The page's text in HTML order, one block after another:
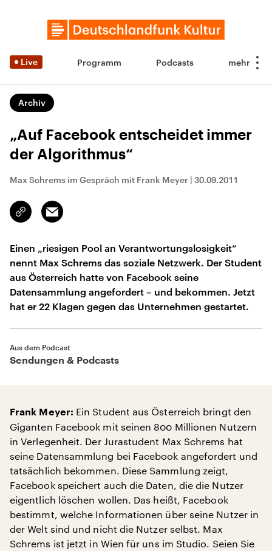
Live Programm Podcasts
Archiv
„Auf Facebook entscheidet immer
der Algorithmus“
Max Schrems im Gespräch mit Frank Meyer | 30.09.2011
Link
kopieren/teilen
Email
Einen „riesigen Pool an Verantwortungslosigkeit“
nennt Max Schrems das soziale Netzwerk. Der Student
aus Österreich hatte von Facebook seine
Datensammlung angefordert – und bekommen. Jetzt
hat er 22 Klagen gegen das Unternehmen gestartet.
Aus dem Podcast
Sendungen & Podcasts
Frank Meyer: Ein Student aus Österreich bringt den
Giganten Facebook mit seinen 800 Millionen Nutzern
in Verlegenheit. Der Jurastudent Max Schrems hat
seine Datensammlung bei Facebook angefordert und
tatsächlich bekommen. Diese Sammlung zeigt,
Facebook speichert auch die Daten, die die Nutzer
eigentlich löschen wollen. Das heißt, Facebook
bestimmt, welche Informationen über seine Nutzer in
der Welt sind und nicht die Nutzer selbst. Max
Schrems ist jetzt in Wien für uns im Studio. Seien Sie